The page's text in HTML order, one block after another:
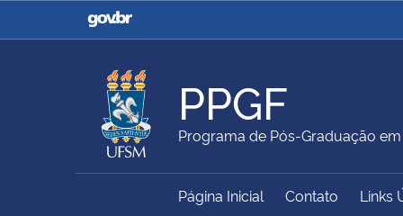
Casa Civil
Ministério da Justiça e
Ministério da Agricultura,
Pecuária e Abastecimento
Ministério da Educação
Ministério do Meio Ambiente
PPGF
Programa de Pós-Graduação
Página Inicial Contato Links